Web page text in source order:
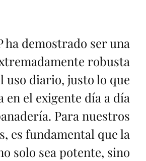
ha demostrado ser una
robusta
uso diario, justo lo que
en el exigente día a día
Para nuestros
es fundamental que la
solo sea potente, sino